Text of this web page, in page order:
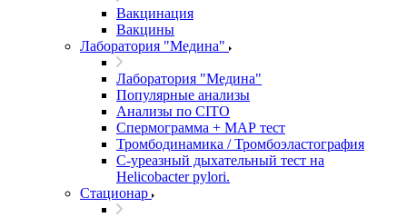
Вакцинация
Вакцины
Лаборатория "Медина"
Лаборатория "Медина"
Популярные анализы
Анализы по CITO
Спермограмма + МАР тест
Тромбодинамика / Тромбоэластография
С-уреазный дыхательный тест на
Helicobacter pylori.
Стационар